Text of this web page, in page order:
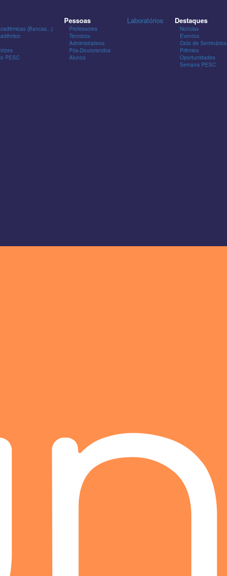
(Bancas...)
PESC
Pessoas
Professores
Técnicos-
Administrativos
Pós-Doutorandos
Alunos
Laboratórios Destaques
Notícias
Eventos
Ciclo de Seminários
Prêmios
Oportunidades
Semana PESC